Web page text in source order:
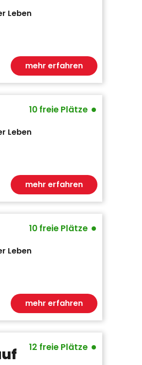
Leben
mehr erfahren
Leben
10 freie Plätze •
mehr erfahren
Leben
10 freie Plätze •
mehr erfahren
12 freie Plätze •